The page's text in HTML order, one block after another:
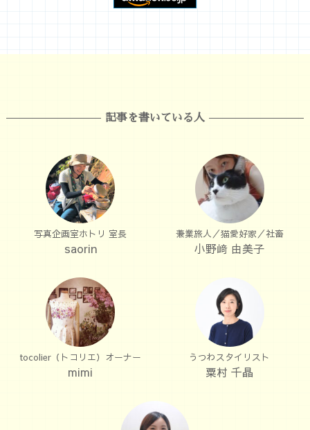
記事を書いている人
写真企画室ホトリ 室長
saorin
兼業旅人／猫愛好家／社畜
小野﨑 由美子
tocolier（トコリエ）オーナー
mimi
うつわスタイリスト
粟村 千晶